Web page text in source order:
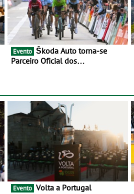
Evento
Parceiro Oficial dos
Evento